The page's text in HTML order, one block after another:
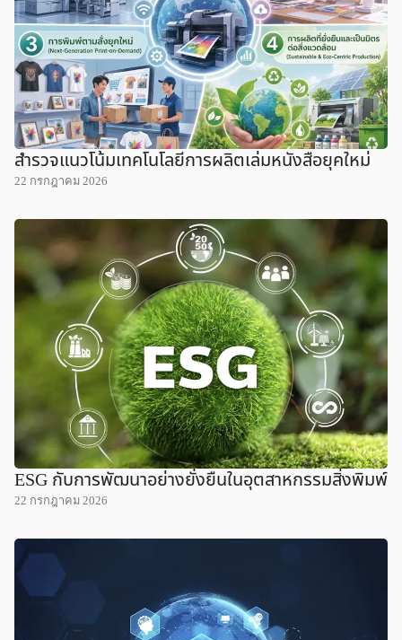
สำรวจแนวโน้มเทคโนโลยีการผลิตเล่มหนังสือยุคใหม่
22 กรกฎาคม 2026
ESG กับการพัฒนาอย่างยั่งยืนในอุตสาหกรรมสิ่งพิมพ์
22 กรกฎาคม 2026